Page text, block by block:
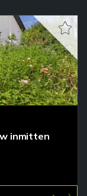
inmitten